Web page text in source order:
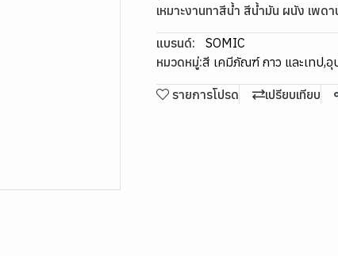
เหมาะงานทาสีน้ำ สีน้ำมัน ผนัง เพด
แบรนด์:
SOMIC
หมวดหมู่:สี เคมีภัณฑ์ กาว และเทป,อุ
รายการโปรด เปรียบเทียบ